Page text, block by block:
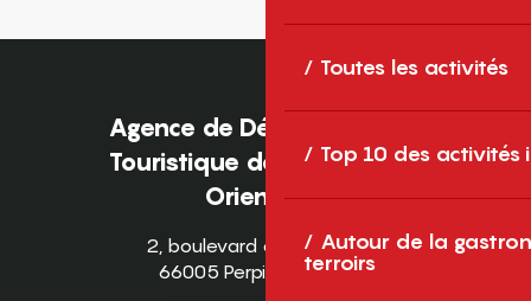
Toutes les activités
Top 10 des activités
Autour de la
terroirs
Agence de Développement
Touristique des Pyrénées-
Orientales
2, boulevard des Pyrénées
66005 Perpignan Cedex